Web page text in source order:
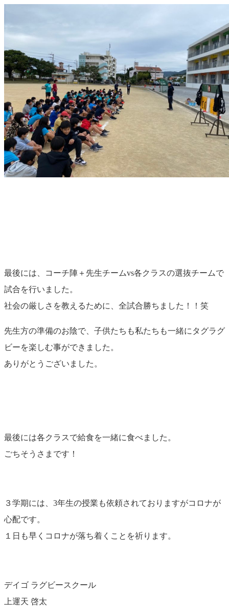
最後には、コーチ陣＋先生チームvs各クラスの選抜チームで
試合を行いました。
社会の厳しさを教えるために、全試合勝ちました！！笑
先生方の準備のお陰で、子供たちも私たちも一緒にタグラグ
ビーを楽しむ事ができました。
ありがとうございました。
最後には各クラスで給食を一緒に食べました。
ごちそうさまです！
３学期には、3年生の授業も依頼されておりますがコロナが
心配です。
１日も早くコロナが落ち着くことを祈ります。
デイゴ ラグビースクール
上運天 啓太